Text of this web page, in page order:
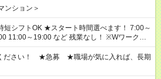
ンション＞
ト時間選べます！ 7:00～
～19:00 など 残業なし！ ※Wワークの
と合わせ週40時間超の就業はご案内できませ
、週20時間以上勤務は社会保険への加入対象
派遣法（日雇い派遣の原則禁止）により、
就業はご案内が難しい場合があります
ださい！ ★急募 ★職場が気に入れば、長期